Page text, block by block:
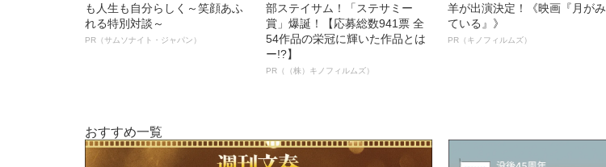
も人生も自分らしく～笑顔あふ
れる特別対談～
PR（サムソナイト・ジャパン）
部ステイサム！「ステサミー
賞」爆誕！【応募総数941票 全
54作品の栄冠に輝いた作品とは
ー!?】
PR（（株）キノフィルムズ）
羊が出演決定！《映画『月がみ
ている』》
PR（キノフィルムズ）
おすすめ一覧